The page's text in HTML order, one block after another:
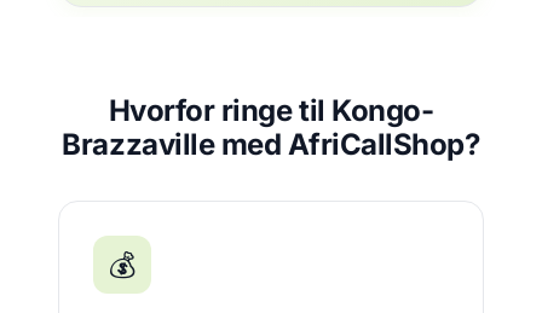
Hvorfor ringe til Kongo-
Brazzaville med AfriCallShop?
💰